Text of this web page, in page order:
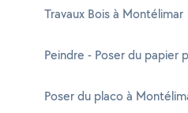
Travaux Bois à Montélimar
Peindre - Poser du papier
Poser du placo à